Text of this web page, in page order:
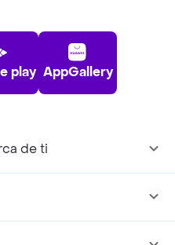
play AppGallery
de ti